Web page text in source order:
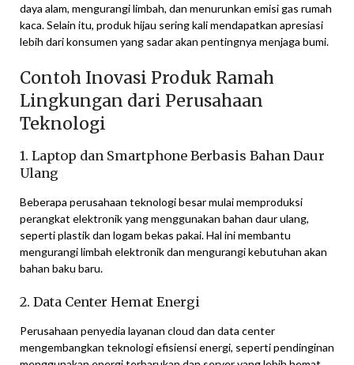
daya alam, mengurangi limbah, dan menurunkan emisi gas rumah
kaca. Selain itu, produk hijau sering kali mendapatkan apresiasi
lebih dari konsumen yang sadar akan pentingnya menjaga bumi.
Contoh Inovasi Produk Ramah
Lingkungan dari Perusahaan
Teknologi
1. Laptop dan Smartphone Berbasis Bahan Daur
Ulang
Beberapa perusahaan teknologi besar mulai memproduksi
perangkat elektronik yang menggunakan bahan daur ulang,
seperti plastik dan logam bekas pakai. Hal ini membantu
mengurangi limbah elektronik dan mengurangi kebutuhan akan
bahan baku baru.
2. Data Center Hemat Energi
Perusahaan penyedia layanan cloud dan data center
mengembangkan teknologi efisiensi energi, seperti pendinginan